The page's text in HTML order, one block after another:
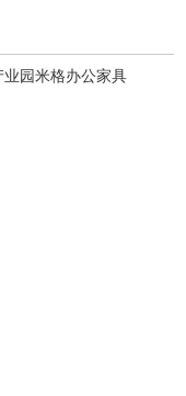
园米格办公家具